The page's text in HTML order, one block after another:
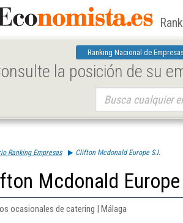
Ranking Nacional de
la posición de su
Ranking Empresas Clifton Mcdonald Europe S.l.
Mcdonald Europe
ocasionales de catering | Málaga